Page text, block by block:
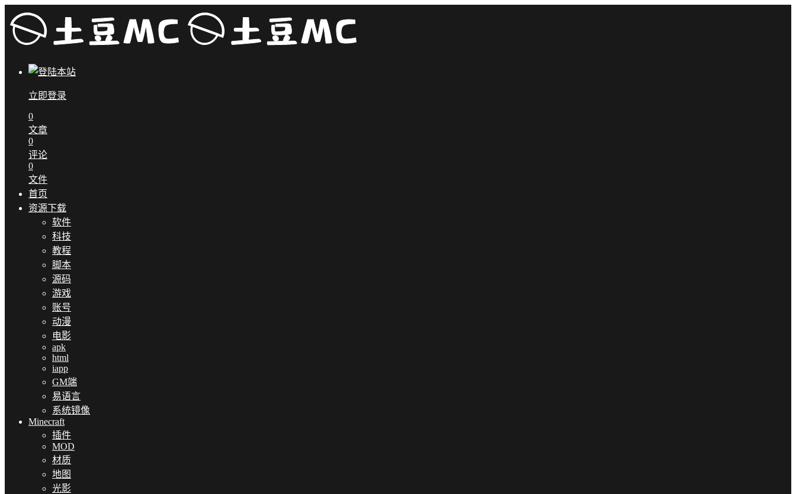
立即登录
0
文章
0
评论
0
文件
首页
资源下载
软件
科技
教程
脚本
源码
游戏
账号
动漫
电影
apk
html
iapp
GM端
易语言
系统镜像
Minecraft
插件
MOD
材质
地图
光影